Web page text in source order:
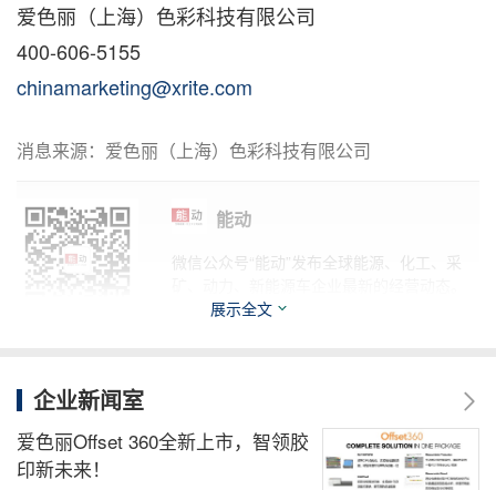
爱色丽（上海）色彩科技有限公司
400-606-5155
chinamarketing@xrite.com
消息来源：爱色丽（上海）色彩科技有限公司
能动
微信公众号“能动”发布全球能源、化工、采
扫描二维码，立即订阅！
关键词：环保产品与服务
分享到：
展示全文
企业新闻室
爱色丽Offset 360全新上市，智领胶
印新未来！